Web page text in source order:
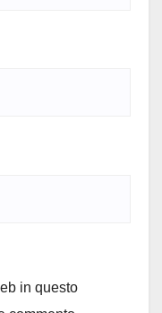
in questo